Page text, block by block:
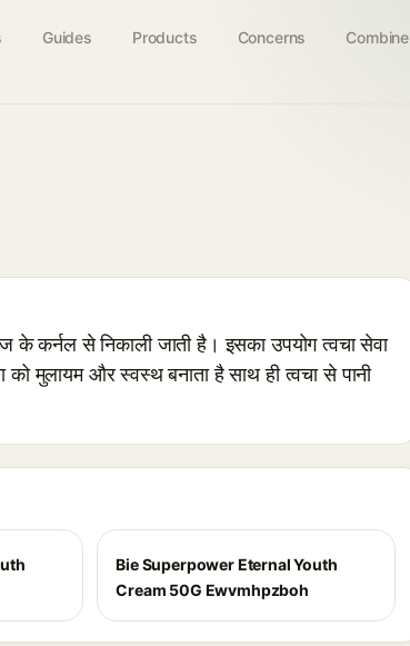
Guides Products Concerns Combine
से निकाली जाती है। इसका उपयोग त्वचा सेवा
मुलायम और स्वस्थ बनाता है साथ ही त्वचा से पानी
Bie Superpower Eternal Youth
Cream 50G Ewvmhpzboh